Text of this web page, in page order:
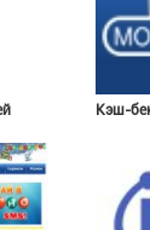
Кэш-